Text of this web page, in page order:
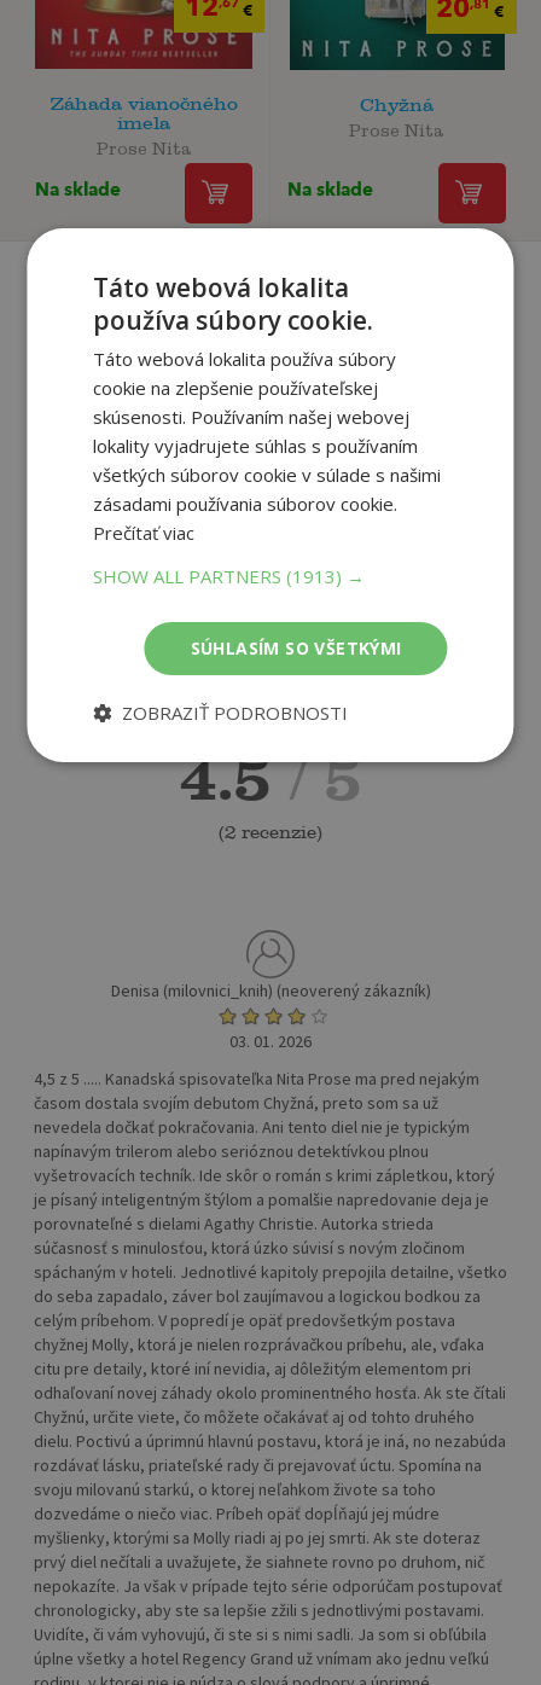
€
Záhada vianočného
imela
Prose Nita
Na sklade
20,81 €
Chyžná
Prose Nita
Na sklade
Recenzie čitateľov
Napíšte recenziu a môžete vyhrať
Ako sa vám páčila kniha?
4.5 / 5
(2 recenzie)
Denisa (milovnici_knih) (neoverený zákazník)
03. 01. 2026
4,5 z 5 ..... Kanadská spisovateľka Nita Prose ma pred nejakým
časom dostala svojím debutom Chyžná, preto som sa už
nevedela dočkať pokračovania. Ani tento diel nie je typickým
napínavým trilerom alebo serióznou detektívkou plnou
vyšetrovacích techník. Ide skôr o román s krimi zápletkou, ktorý
je písaný inteligentným štýlom a pomalšie napredovanie deja je
porovnateľné s dielami Agathy Christie. Autorka strieda
súčasnosť s minulosťou, ktorá úzko súvisí s novým zločinom
spáchaným v hoteli. Jednotlivé kapitoly prepojila detailne, všetko
do seba zapadalo, záver bol zaujímavou a logickou bodkou za
celým príbehom. V popredí je opäť predovšetkým postava
chyžnej Molly, ktorá je nielen rozprávačkou príbehu, ale, vďaka
citu pre detaily, ktoré iní nevidia, aj dôležitým elementom pri
odhaľovaní novej záhady okolo prominentného hosťa. Ak ste čítali
Chyžnú, určite viete, čo môžete očakávať aj od tohto druhého
dielu. Poctivú a úprimnú hlavnú postavu, ktorá je iná, no nezabúda
rozdávať lásku, priateľské rady či prejavovať úctu. Spomína na
svoju milovanú starkú, o ktorej neľahkom živote sa toho
dozvedáme o niečo viac. Príbeh opäť dopĺňajú jej múdre
myšlienky, ktorými sa Molly riadi aj po jej smrti. Ak ste doteraz
prvý diel nečítali a uvažujete, že siahnete rovno po druhom, nič
nepokazíte. Ja však v prípade tejto série odporúčam postupovať
chronologicky, aby ste sa lepšie zžili s jednotlivými postavami.
Uvidíte, či vám vyhovujú, či ste si s nimi sadli. Ja som si obľúbila
úplne všetky a hotel Regency Grand už vnímam ako jednu veľkú
Táto webová lokalita
používa súbory cookie.
Táto webová lokalita používa súbory
cookie na zlepšenie používateľskej
skúsenosti. Používaním našej webovej
lokality vyjadrujete súhlas s používaním
všetkých súborov cookie v súlade s našimi
zásadami používania súborov cookie.
Prečítať viac
SHOW ALL PARTNERS(1913) →
SÚHLASÍM SO VŠETKÝMI
ZOBRAZIŤ PODROBNOSTI